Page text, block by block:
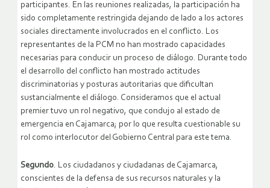
participantes. En las reuniones realizadas, la participación ha
sido completamente restringida dejando de lado a los actores
sociales directamente involucrados en el conflicto. Los
representantes de la PCM no han mostrado capacidades
necesarias para conducir un proceso de diálogo. Durante todo
el desarrollo del conflicto han mostrado actitudes
discriminatorias y posturas autoritarias que dificultan
sustancialmente el diálogo. Consideramos que el actual
premier tuvo un rol negativo, que condujo al estado de
emergencia en Cajamarca; por lo que resulta cuestionable su
rol como interlocutor del Gobierno Central para este tema.
Segundo. Los ciudadanos y ciudadanas de Cajamarca,
conscientes de la defensa de sus recursos naturales y la